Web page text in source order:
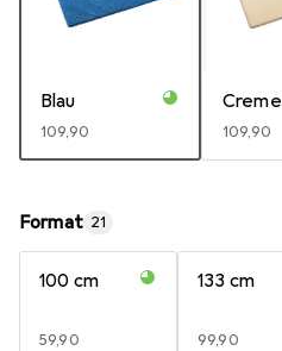
Blau
EUR
109,90
Creme
EUR
109,90
Format 21
100 cm
EUR
59,90
133 cm
EUR
99,90